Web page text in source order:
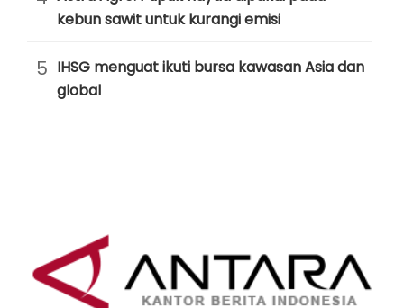
kebun sawit untuk kurangi emisi
5 IHSG menguat ikuti bursa kawasan Asia dan
global